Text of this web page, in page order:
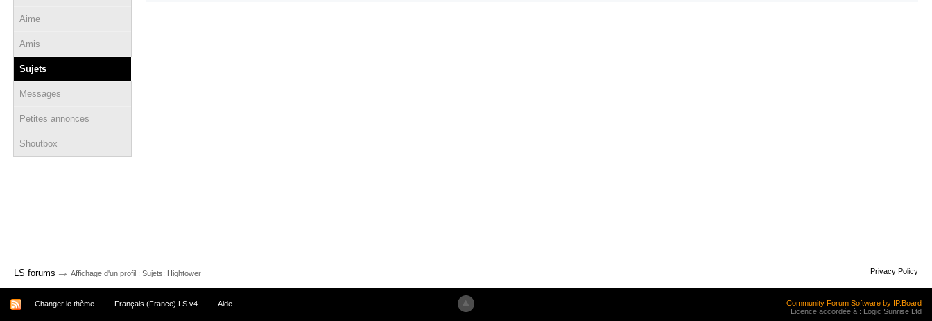
Aime
Amis
Sujets
Messages
Petites annonces
Shoutbox
LS forums → Affichage d'un profil : Sujets: Hightower Privacy Policy
Changer le thème Français (France) LS v4 Aide
Community Forum Software by IP.Board
Licence accordée à : Logic Sunrise Ltd